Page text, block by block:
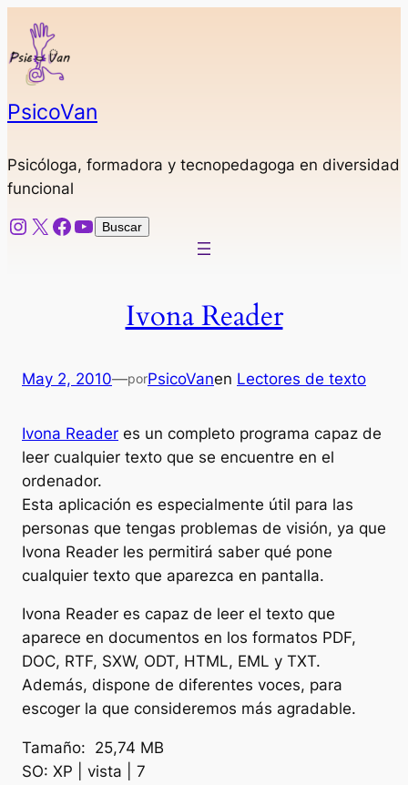
Saltar
contenido
PsicoVan
Psicóloga, formadora y tecnopedagoga en diversidad
funcional
Instagram
X Facebook
YouTube
Buscar
Buscar
Ivona Reader
May 2, 2010—porPsicoVanen Lectores de texto
Ivona Reader es un completo programa capaz de
leer cualquier texto que se encuentre en el
ordenador.
Esta aplicación es especialmente útil para las
personas que tengas problemas de visión, ya que
Ivona Reader les permitirá saber qué pone
cualquier texto que aparezca en pantalla.
Ivona Reader es capaz de leer el texto que
aparece en documentos en los formatos PDF,
DOC, RTF, SXW, ODT, HTML, EML y TXT.
Además, dispone de diferentes voces, para
escoger la que consideremos más agradable.
Tamaño: 25,74 MB
SO: XP | vista | 7